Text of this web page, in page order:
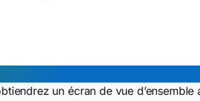
un écran de vue d’ensemble